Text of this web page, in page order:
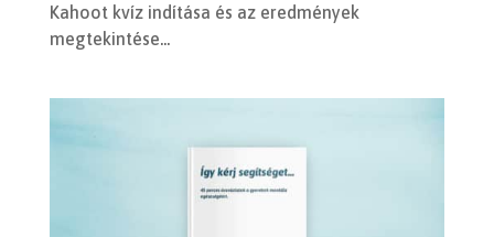
Kahoot kvíz indítása és az eredmények
megtekintése...